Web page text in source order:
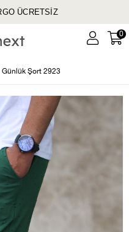
ÜCRETSİZ
0
Günlük Şort 2923